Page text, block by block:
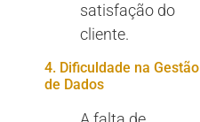
satisfação do
cliente.
4. Dificuldade na Gestão
de Dados